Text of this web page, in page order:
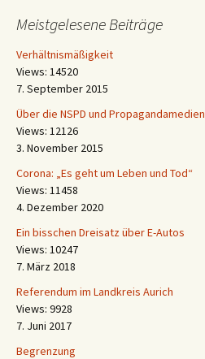
Meistgelesene Beiträge
Verhältnismäßigkeit
Views: 14520
7. September 2015
Über die NSPD und Propagandamedien
Views: 12126
3. November 2015
Corona: „Es geht um Leben und Tod“
Views: 11458
4. Dezember 2020
Ein bisschen Dreisatz über E-Autos
Views: 10247
7. März 2018
Referendum im Landkreis Aurich
Views: 9928
7. Juni 2017
Begrenzung